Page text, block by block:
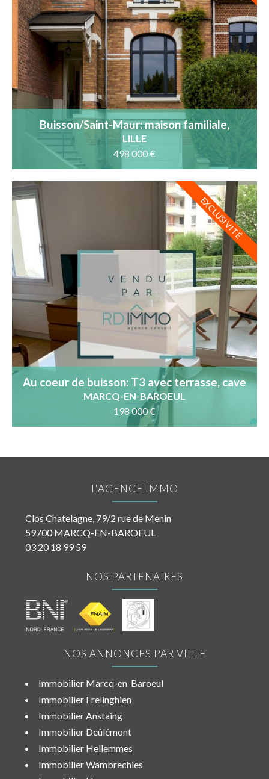
Buisson/Saint-Maur: maison familiale,
garage, jardin SO et DPE B
LILLE
498 000 €
EXCLUSIVITÉ
Au coeur de buisson: T3 avec terrasse, cave
et parking
MARCQ-EN-BAROEUL
198 000 €
L'AGENCE IMMO
Clos Chatelagne, 79/2 rue de Menin
59700 MARCQ-EN-BAROEUL
03 20 18 99 59
NOS PARTENAIRES
NOS ANNONCES PAR VILLE
Immobilier Marcq-en-Baroeul
Immobilier Frelinghien
Immobilier Anstaing
Immobilier Deûlémont
Immobilier Hellemmes
Immobilier Wambrechies